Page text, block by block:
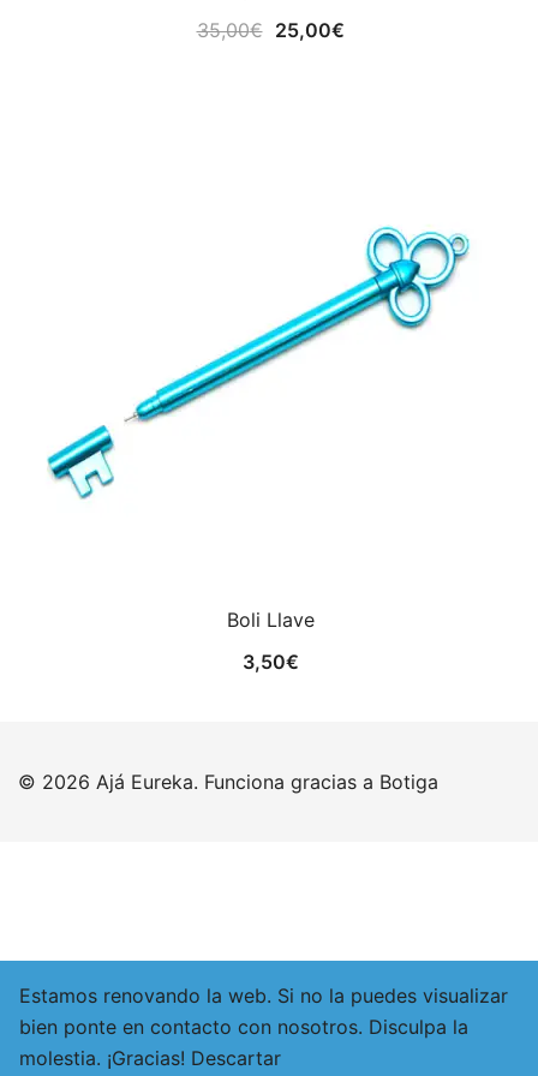
35,00€ El
25,00€El
Boli Llave
3,50€
© 2026 Ajá Eureka. Funciona gracias a Botiga
Estamos renovando la web. Si no la puedes visualizar
bien ponte en contacto con nosotros. Disculpa la
molestia. ¡Gracias! Descartar